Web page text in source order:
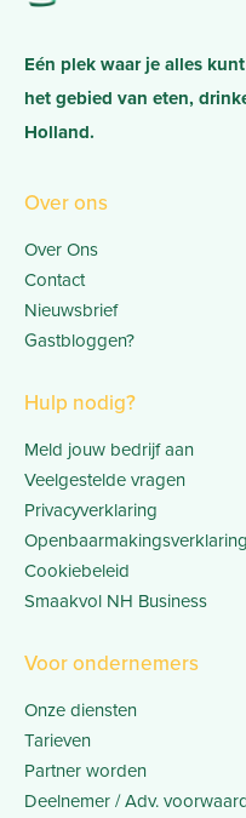
Eén plek waar je alles
het gebied van eten,
Holland.
Over ons
Over Ons
Contact
Nieuwsbrief
Gastbloggen?
Hulp nodig?
Meld jouw bedrijf aan
Veelgestelde vragen
Privacyverklaring
Openbaarmakingsverklaring
Cookiebeleid
Smaakvol NH Business
Voor ondernemers
Onze diensten
Tarieven
Partner worden
Deelnemer / Adv.